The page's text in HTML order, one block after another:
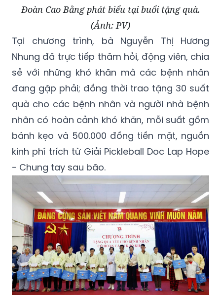
Đoàn Cao Bằng phát biểu tại buổi tặng quà.
(Ảnh: PV)
Tại chương trình, bà Nguyễn Thị Hương
Nhung đã trực tiếp thăm hỏi, động viên, chia
sẻ với những khó khăn mà các bệnh nhân
đang gặp phải; đồng thời trao tặng 30 suất
quà cho các bệnh nhân và người nhà bệnh
nhân có hoàn cảnh khó khăn, mỗi suất gồm
bánh kẹo và 500.000 đồng tiền mặt, nguồn
kinh phí trích từ Giải Pickleball Doc Lap Hope
- Chung tay sau bão.